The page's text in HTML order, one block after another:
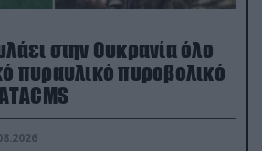
στην Ουκρανία όλο
πυραυλικό πυροβολικό